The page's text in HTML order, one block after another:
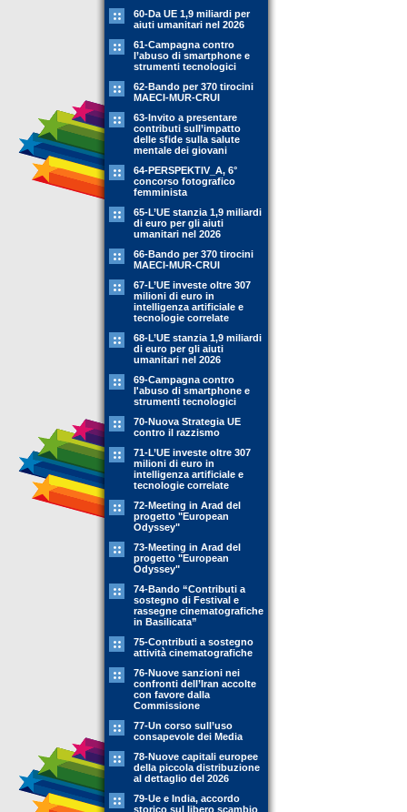
60-Da UE 1,9 miliardi per
aiuti umanitari nel 2026
61-Campagna contro
l’abuso di smartphone e
strumenti tecnologici
62-Bando per 370 tirocini
MAECI-MUR-CRUI
63-Invito a presentare
contributi sull’impatto
delle sfide sulla salute
mentale dei giovani
64-PERSPEKTIV_A, 6°
concorso fotografico
femminista
65-L’UE stanzia 1,9 miliardi
di euro per gli aiuti
umanitari nel 2026
66-Bando per 370 tirocini
MAECI-MUR-CRUI
67-L’UE investe oltre 307
milioni di euro in
intelligenza artificiale e
tecnologie correlate
68-L’UE stanzia 1,9 miliardi
di euro per gli aiuti
umanitari nel 2026
69-Campagna contro
l'abuso di smartphone e
strumenti tecnologici
70-Nuova Strategia UE
contro il razzismo
71-L’UE investe oltre 307
milioni di euro in
intelligenza artificiale e
tecnologie correlate
72-Meeting in Arad del
progetto "European
Odyssey"
73-Meeting in Arad del
progetto "European
Odyssey"
74-Bando “Contributi a
sostegno di Festival e
rassegne cinematografiche
in Basilicata”
75-Contributi a sostegno
attività cinematografiche
76-Nuove sanzioni nei
confronti dell’Iran accolte
con favore dalla
Commissione
77-Un corso sull’uso
consapevole dei Media
78-Nuove capitali europee
della piccola distribuzione
al dettaglio del 2026
79-Ue e India, accordo
storico sul libero scambio